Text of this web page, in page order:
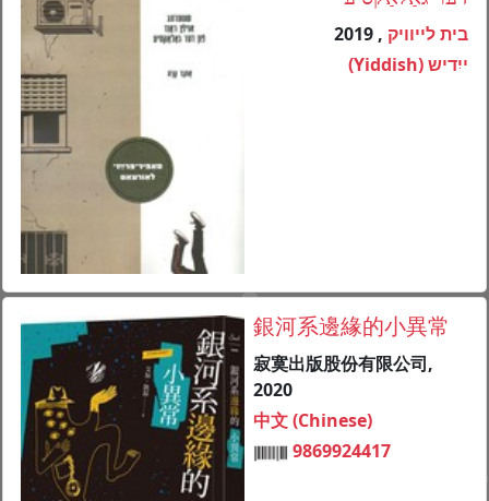
בית לייוויק , 2019
ייִדיש (Yiddish)
銀河系邊緣的小異常
寂寞出版股份有限公司,
2020
中文 (Chinese)
9869924417